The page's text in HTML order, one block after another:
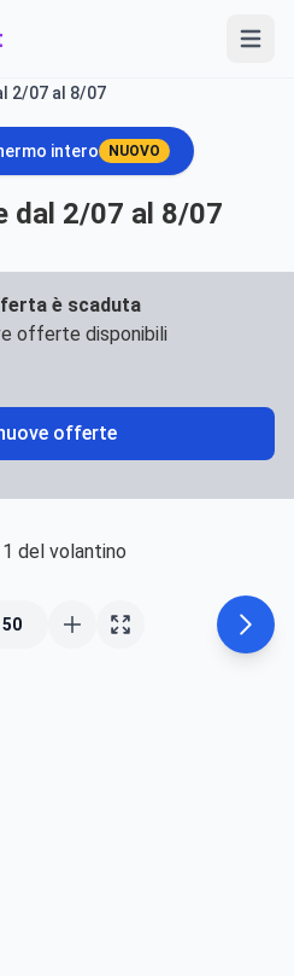
2/07 al 8/07
intero NUOVO
dal 2/07 al 8/07
è scaduta
offerte disponibili
offerte
50